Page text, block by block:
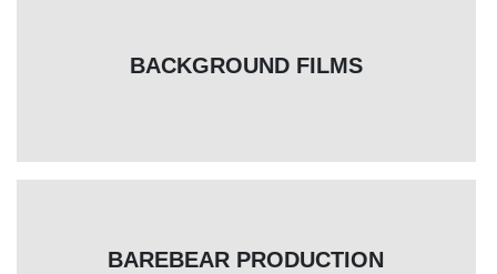
BACKGROUND FILMS
BAREBEAR PRODUCTION